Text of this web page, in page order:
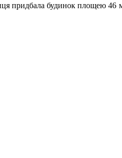
придбала будинок площею 46